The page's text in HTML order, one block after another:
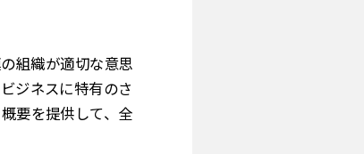
組織が適切な意思
ジネスに特有のさ
要を提供して、全